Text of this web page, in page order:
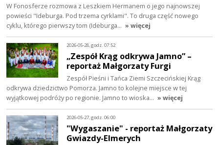
W Fonosferze rozmowa z Leszkiem Hermanem o jego najnowszej
powieści "Ideburga. Pod trzema cyrklami". To druga część nowego
cyklu, którego pierwszy tom (Ideburga… » więcej
2026-05-28, godz. 07:52
„Zespół Krąg odkrywa Jamno” –
reportaż Małgorzaty Furgi
Zespół Pieśni i Tańca Ziemi Szczecińskiej Krąg
odkrywa dziedzictwo Pomorza. Jamno to kolejne miejsce w tej
wyjątkowej podróży po regionie. Jamno to wioska… » więcej
2026-05-27, godz. 06:00
"Wygaszanie" - reportaż Małgorzaty
Gwiazdy-Elmerych